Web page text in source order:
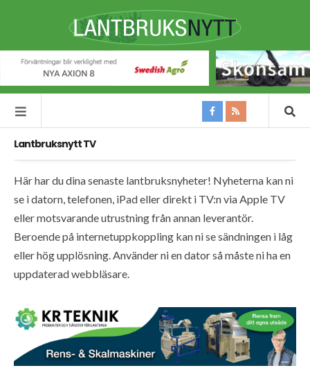
Lantbruksnytt TV
Här har du dina senaste lantbruksnyheter! Nyheterna kan ni
se i datorn, telefonen, iPad eller direkt i TV:n via Apple TV
eller motsvarande utrustning från annan leverantör.
Beroende på internetuppkoppling kan ni se sändningen i låg
eller hög upplösning. Använder ni en dator så måste ni ha en
uppdaterad webbläsare.